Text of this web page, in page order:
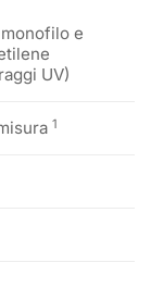
e
UV)
1